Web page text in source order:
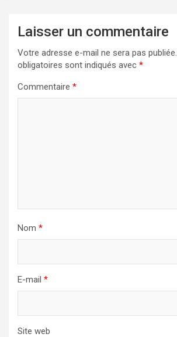
Laisser un commentaire
Votre adresse e-mail ne sera pas publiée.
obligatoires sont indiqués avec *
Commentaire *
Nom *
E-mail *
Site web